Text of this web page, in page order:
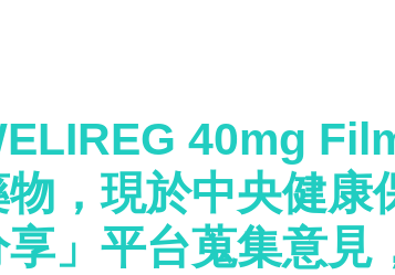
40mg
物，現於中央健
」平台蒐集意見